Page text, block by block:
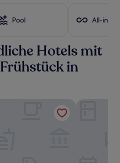
Pool All-
Hotels mit
in
ibis Styles